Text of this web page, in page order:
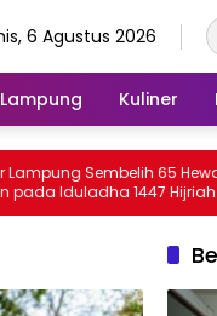
6 Agustus 2026
Lampung Kuliner
Sembelih 65 Hewan
Iduladha 1447 Hijriah